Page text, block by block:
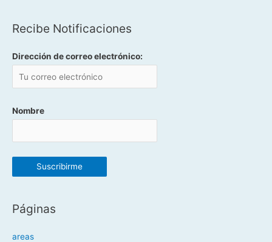
Recibe Notificaciones
Dirección de correo electrónico:
Nombre
Páginas
areas